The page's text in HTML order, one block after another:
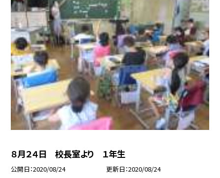
８月２４日 校長室より １年生
公開日 2020/08/24 更新日 2020/08/24